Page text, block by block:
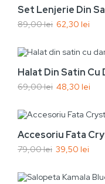
-30%
Nou
Set Lenjerie Din
89,00 lei 62,30 lei
-30%
Nou
Halat Din Satin Cu
69,00 lei 48,30 lei
-50%
Nou
Accesoriu Fata
79,00 lei 39,50 lei